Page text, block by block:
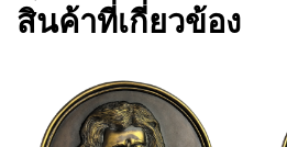
สินค้าที่เกี่ยวข้อง